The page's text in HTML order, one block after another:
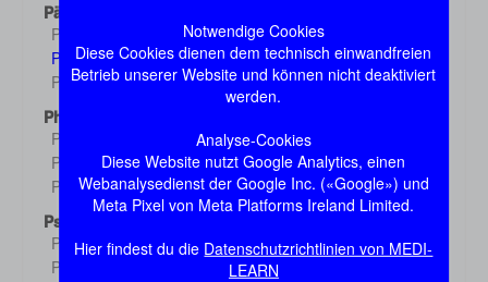
Notwendige Cookies
Diese Cookies dienen dem technisch einwandfreien
Betrieb unserer Website und können nicht deaktiviert
werden.
Analyse-Cookies
Diese Website nutzt Google Analytics, einen
Webanalysedienst der Google Inc. («Google») und
Meta Pixel von Meta Platforms Ireland Limited.
Hier findest du die Datenschutzrichtlinien von MEDI-
LEARN
Pädiatrie
Pädiatrie 1
Pädiatrie 2 Demo
Pädiatrie 3 Demo
Pharmakologie
Pharmakologie 1
Demo
Pharmakologie 2 Demo
Pharmakologie 3 Demo
Psychiatrie
Psychiatrie 1
Demo
Psychiatrie 2